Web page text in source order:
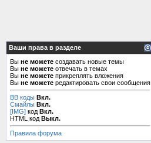
Ваши права в разделе
Вы не можете создавать новые темы
Вы не можете отвечать в темах
Вы не можете прикреплять вложения
Вы не можете редактировать свои сообщения
BB коды Вкл.
Смайлы Вкл.
[IMG] код Вкл.
HTML код Выкл.
Правила форума